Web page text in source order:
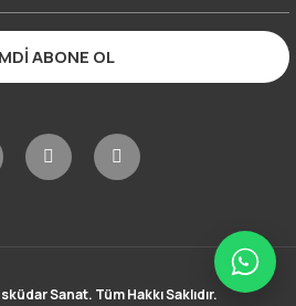
ABONE OL
Sanat. Tüm Hakkı Saklıdır.